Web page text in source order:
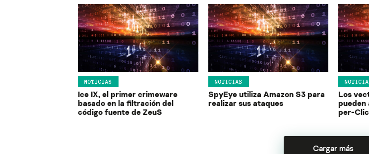
NOTICIAS
Ice IX, el primer crimeware
basado en la filtración del
código fuente de ZeuS
NOTICIAS
SpyEye utiliza Amazon S3 para
realizar sus ataques
Los
pueden
per-
Cargar más